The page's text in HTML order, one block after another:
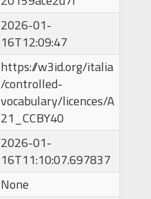
2026-01-
16T12:09:47
https://w3id.org/italia
/controlled-
vocabulary/licences/A
21_CCBY40
2026-01-
16T11:10:07.697837
None